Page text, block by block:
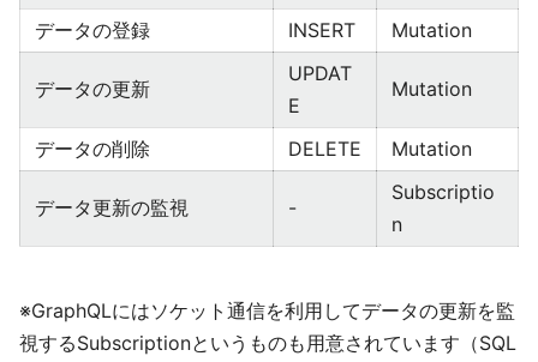
データの登録
INSERT Mutation
データの更新
UPDAT
E
Mutation
データの削除 DELETE Mutation
データ更新の監視 -
Subscriptio
n
※GraphQLにはソケット通信を利用してデータの更新を監
視するSubscriptionというものも用意されています（SQL